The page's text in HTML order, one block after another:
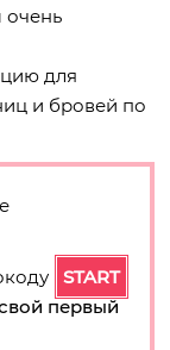
для
и бровей по
START
первый